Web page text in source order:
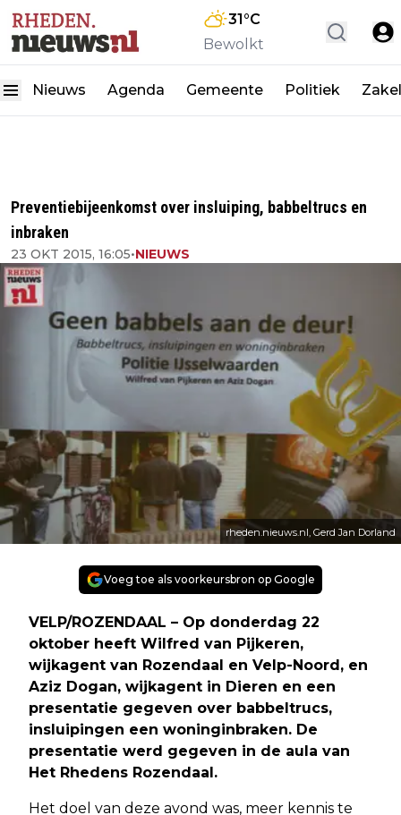
31°C
Bewolkt
Nieuws Agenda Gemeente Politiek
Preventiebijeenkomst over insluiping, babbeltrucs en
inbraken
23 OKT 2015, 16:05•NIEUWS
rheden.nieuws.nl, Gerd Jan Dorland
Voeg toe als voorkeursbron op Google
VELP/ROZENDAAL – Op donderdag 22
oktober heeft Wilfred van Pijkeren,
wijkagent van Rozendaal en Velp-Noord, en
Aziz Dogan, wijkagent in Dieren en een
presentatie gegeven over babbeltrucs,
insluipingen een woninginbraken. De
presentatie werd gegeven in de aula van
Het Rhedens Rozendaal.
Het doel van deze avond was, meer kennis te